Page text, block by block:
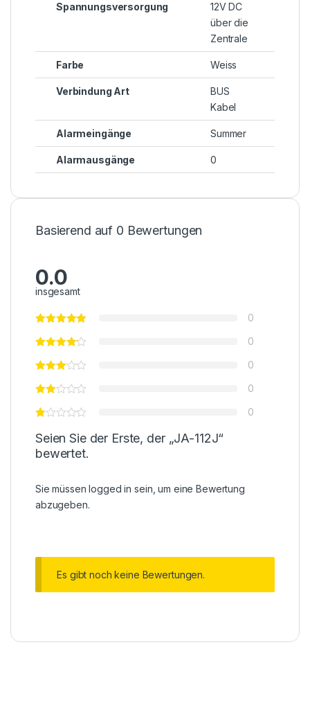
Spannungsversorgung
12V DC
über die
Zentrale
Farbe Weiss
Verbindung Art
BUS
Kabel
Alarmeingänge Summer
Alarmausgänge 0
Basierend auf 0 Bewertungen
0.0
insgesamt
0
0
0
0
0
Seien Sie der Erste, der „JA-112J“
bewertet.
Sie müssenlogged in sein, um eine Bewertung
abzugeben.
Es gibt noch keine Bewertungen.